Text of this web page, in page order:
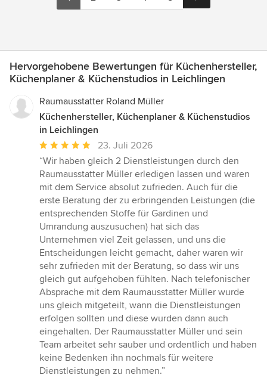
Hervorgehobene Bewertungen für Küchenhersteller,
Küchenplaner & Küchenstudios in Leichlingen
Raumausstatter Roland Müller
Küchenhersteller, Küchenplaner & Küchenstudios
in Leichlingen
Durchschnittliche
Bewertung:
5
von
5
Sternen
23. Juli 2026
“Wir haben gleich 2 Dienstleistungen durch den
Raumausstatter Müller erledigen lassen und waren
mit dem Service absolut zufrieden. Auch für die
erste Beratung der zu erbringenden Leistungen (die
entsprechenden Stoffe für Gardinen und
Umrandung auszusuchen) hat sich das
Unternehmen viel Zeit gelassen, und uns die
Entscheidungen leicht gemacht, daher waren wir
sehr zufrieden mit der Beratung, so dass wir uns
gleich gut aufgehoben fühlten. Nach telefonischer
Absprache mit dem Raumausstatter Müller wurde
uns gleich mitgeteilt, wann die Dienstleistungen
erfolgen sollten und diese wurden dann auch
eingehalten. Der Raumausstatter Müller und sein
Team arbeitet sehr sauber und ordentlich und haben
keine Bedenken ihn nochmals für weitere
Dienstleistungen zu nehmen.”